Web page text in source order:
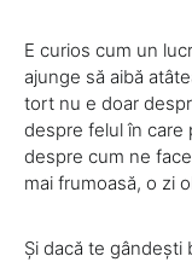
E curios cum un
ajunge să aibă
tort nu e doar
despre felul în care
despre cum ne
mai frumoasă, o zi
Și dacă te gândești